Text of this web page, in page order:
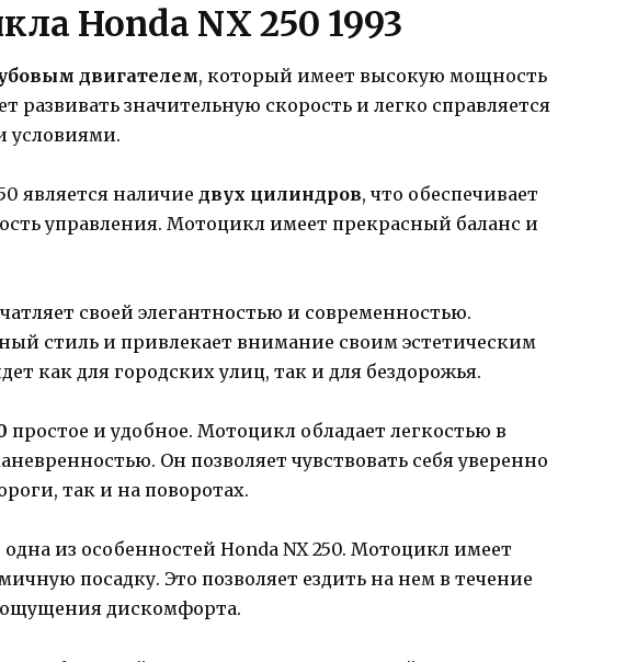
Honda NX 250 1993
двигателем, который имеет высокую мощность
развивать значительную скорость и легко справляется
условиями.
является наличие двух цилиндров, что обеспечивает
управления. Мотоцикл имеет прекрасный баланс и
своей элегантностью и современностью.
стиль и привлекает внимание своим эстетическим
как для городских улиц, так и для бездорожья.
простое и удобное. Мотоцикл обладает легкостью в
Он позволяет чувствовать себя уверенно
так и на поворотах.
одна из особенностей Honda NX 250. Мотоцикл имеет
посадку. Это позволяет ездить на нем в течение
ощущения дискомфорта.